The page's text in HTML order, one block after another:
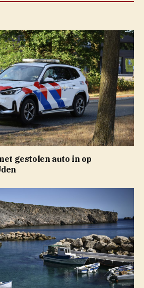
gestolen auto in op